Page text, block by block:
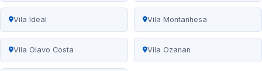
Vila Ideal Vila Montanhesa
Vila Olavo Costa Vila Ozanan